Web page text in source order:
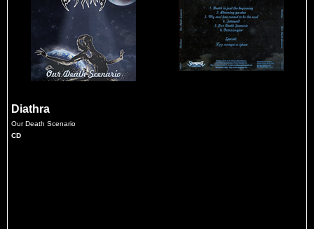
Diathra
Our Death Scenario
CD